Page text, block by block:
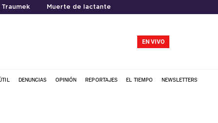
Traumek Muerte de lactante
EN VIVO
DENUNCIAS OPINIÓN REPORTAJES EL TIEMPO NEWSLETTERS